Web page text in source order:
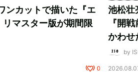
ンカットで描いた『エ
マスター版が期間限
0
池松壮
『開
かわせ
by